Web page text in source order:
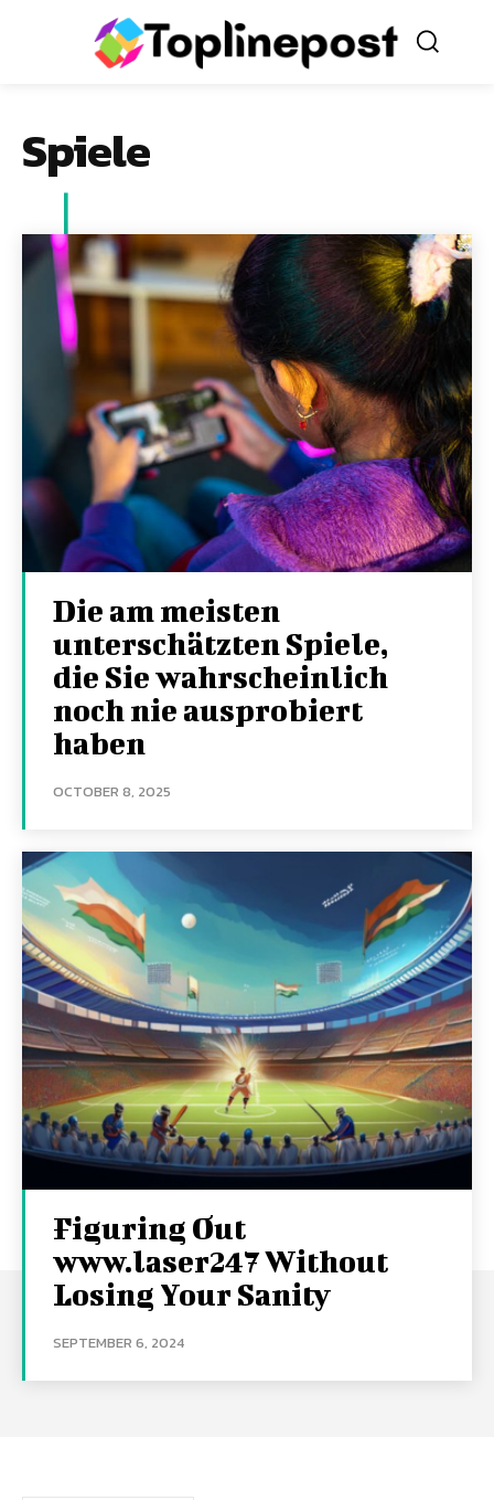
Spiele
Die am meisten
unterschätzten Spiele,
die Sie wahrscheinlich
noch nie ausprobiert
haben
OCTOBER 8, 2025
Figuring Out
www.laser247 Without
Losing Your Sanity
SEPTEMBER 6, 2024